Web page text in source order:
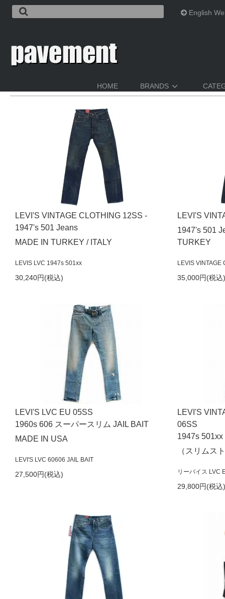
English
HOME BRANDS
LEVI'S VINTAGE CLOTHING 12SS -
1947's 501 Jeans
MADE IN TURKEY / ITALY
LEVIS LVC 1947s 501xx
30,240円(税込)
LEVI'S
1947's 501
TURKEY
LEVIS
35,000円(税込)
LEVI'S LVC EU 05SS
1960s 606 スーパースリム JAIL BAIT
MADE IN USA
LEVI'S LVC 60606 JAIL BAIT
27,500円(税込)
LEVI'S
06SS
1947s
（スリムス
リーバイス LVC
29,800円(税込)